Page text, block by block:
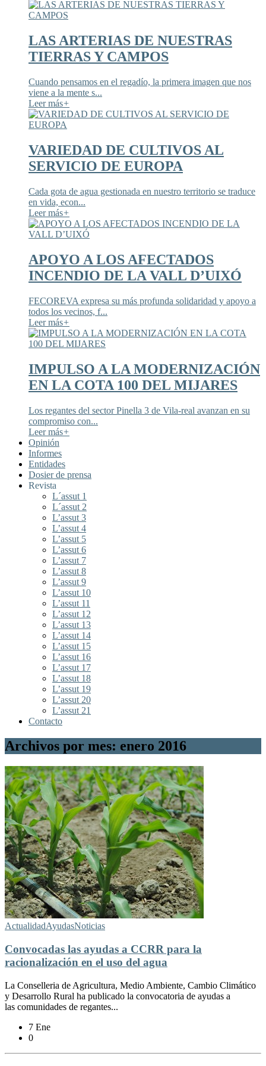
LAS ARTERIAS DE NUESTRAS
TIERRAS Y CAMPOS
Cuando pensamos en el regadío, la primera imagen que nos
viene a la mente s...
Leer más+
VARIEDAD DE CULTIVOS AL
SERVICIO DE EUROPA
Cada gota de agua gestionada en nuestro territorio se traduce
en vida, econ...
Leer más+
APOYO A LOS AFECTADOS
INCENDIO DE LA VALL D’UIXÓ
FECOREVA expresa su más profunda solidaridad y apoyo a
todos los vecinos, f...
Leer más+
IMPULSO A LA MODERNIZACIÓN
EN LA COTA 100 DEL MIJARES
Los regantes del sector Pinella 3 de Vila-real avanzan en su
compromiso con...
Leer más+
Opinión
Informes
Entidades
Dosier de prensa
Revista
L´assut 1
L´assut 2
L’assut 3
L’assut 4
L’assut 5
L’assut 6
L’assut 7
L’assut 8
L’assut 9
L’assut 10
L’assut 11
L’assut 12
L’assut 13
L’assut 14
L’assut 15
L’assut 16
L’assut 17
L’assut 18
L’assut 19
L’assut 20
L’assut 21
Contacto
Archivos por mes: enero 2016
ActualidadAyudasNoticias
Convocadas las ayudas a CCRR para la
racionalización en el uso del agua
La Conselleria de Agricultura, Medio Ambiente, Cambio Climático
y Desarrollo Rural ha publicado la convocatoria de ayudas a
las comunidades de regantes...
7 Ene
0